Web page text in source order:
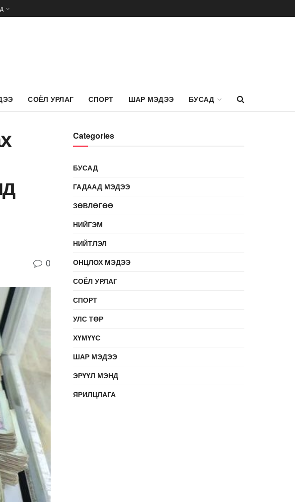
СОЁЛ УРЛАГ СПОРТ ШАР МЭДЭЭ БУСАД
0
Categories
БУСАД
ГАДААД МЭДЭЭ
ЗӨВЛӨГӨӨ
НИЙГЭМ
НИЙТЛЭЛ
ОНЦЛОХ МЭДЭЭ
СОЁЛ УРЛАГ
СПОРТ
УЛС ТӨР
ХҮМҮҮС
ШАР МЭДЭЭ
ЭРҮҮЛ МЭНД
ЯРИЛЦЛАГА